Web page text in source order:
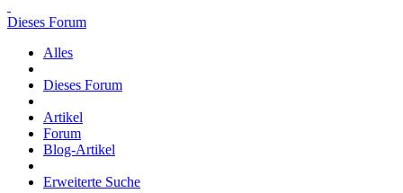
Dieses Forum
Alles
Dieses Forum
Artikel
Forum
Blog-Artikel
Erweiterte Suche